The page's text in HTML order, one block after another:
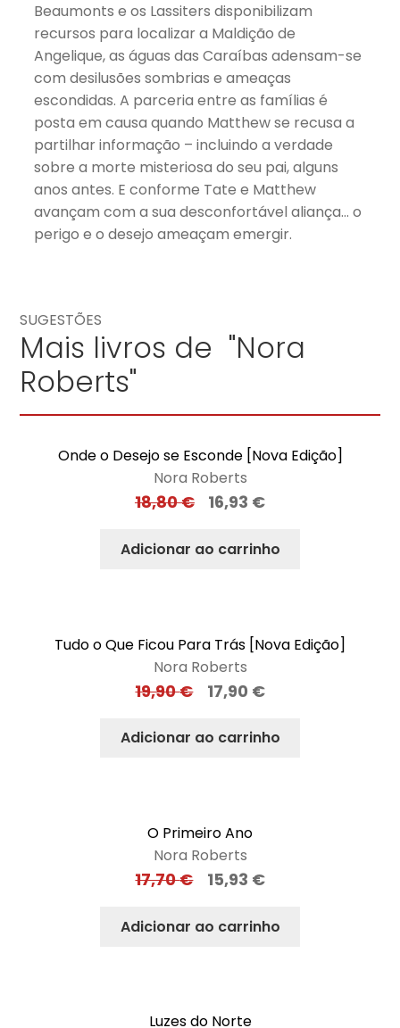
Beaumonts e os Lassiters disponibilizam
recursos para localizar a Maldição de
Angelique, as águas das Caraíbas adensam-se
com desilusões sombrias e ameaças
escondidas. A parceria entre as famílias é
posta em causa quando Matthew se recusa a
partilhar informação – incluindo a verdade
sobre a morte misteriosa do seu pai, alguns
anos antes. E conforme Tate e Matthew
avançam com a sua desconfortável aliança… o
perigo e o desejo ameaçam emergir.
SUGESTÕES
Mais livros de "Nora
Roberts"
Onde o Desejo se Esconde [Nova Edição]
Nora Roberts
18,80€ 16,93 €
Adicionar ao carrinho
Tudo o Que Ficou Para Trás [Nova Edição]
Nora Roberts
19,90€ 17,90 €
Adicionar ao carrinho
O Primeiro Ano
Nora Roberts
17,70€ 15,93 €
Adicionar ao carrinho
Luzes do Norte